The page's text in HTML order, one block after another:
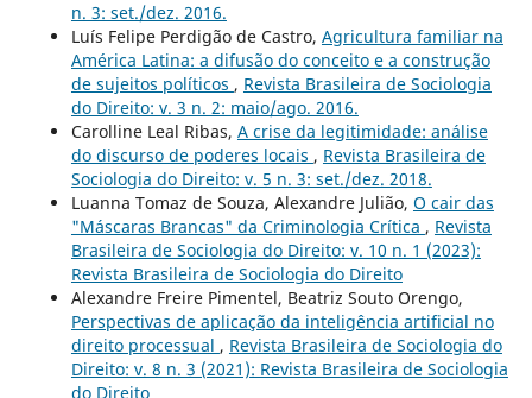
n. 3: set./dez. 2016.
Luís Felipe Perdigão de Castro, Agricultura familiar na
América Latina: a difusão do conceito e a construção
de sujeitos políticos , Revista Brasileira de Sociologia
do Direito: v. 3 n. 2: maio/ago. 2016.
Carolline Leal Ribas, A crise da legitimidade: análise
do discurso de poderes locais , Revista Brasileira de
Sociologia do Direito: v. 5 n. 3: set./dez. 2018.
Luanna Tomaz de Souza, Alexandre Julião, O cair das
"Máscaras Brancas" da Criminologia Crítica , Revista
Brasileira de Sociologia do Direito: v. 10 n. 1 (2023):
Revista Brasileira de Sociologia do Direito
Alexandre Freire Pimentel, Beatriz Souto Orengo,
Perspectivas de aplicação da inteligência artificial no
direito processual , Revista Brasileira de Sociologia do
Direito: v. 8 n. 3 (2021): Revista Brasileira de Sociologia
do Direito